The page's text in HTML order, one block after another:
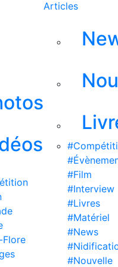
Flore
Articles
#Film
#Interview
#Livres
#Matériel
#News
#Nouvelle